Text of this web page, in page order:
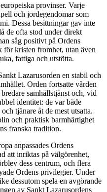
provinser. Varje
och jordegendomar som
Dessa besittningar gav inte
de ofta stod under direkt
såg positivt på Ordens
för kristen fromhet, utan även
fattiga och utstötta.
Lazarusorden en stabil och
Orden fortsatte vården
samhällstjänst och, vid
identitet: de var både
tjänare åt de mest utsatta.
och praktisk barmhärtighet
franska tradition.
anpassades Ordens
att inriktas på välgörenhet,
dess centrum, och flera
Ordens privilegier. Under
dessutom spela en avgörande
av Sankt Lazarusordens